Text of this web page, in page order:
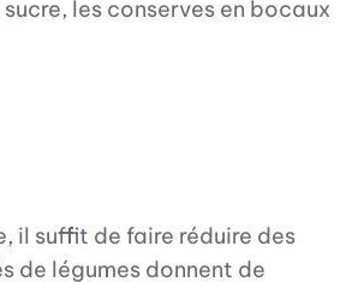
les conserves en bocaux
il suffit de faire réduire des
de légumes donnent de